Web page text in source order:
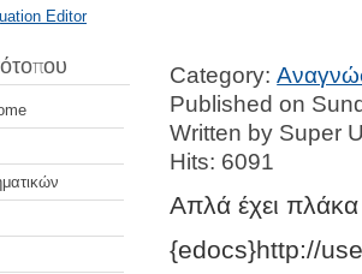
Editor
Category:
Published on
Written by Super
Hits: 6091
Απλά έχει πλάκα
{edocs}http://